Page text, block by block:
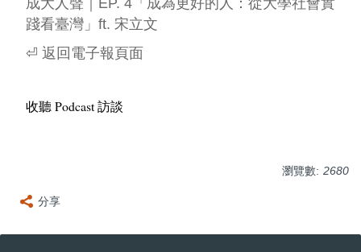
成大人聲｜EP. 4「成為更好的人：從大學社會實
踐看臺灣」ft. 宋立文
⏎ 返回電子報頁面
收聽 Podcast 訪談
瀏覽數: 2680
分享